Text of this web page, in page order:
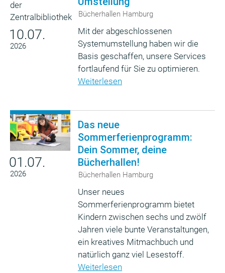
10.07.
2026
Bücherhallen Hamburg
Mit der abgeschlossenen
Systemumstellung haben wir die
Basis geschaffen, unsere Services
fortlaufend für Sie zu optimieren.
Weiterlesen
01.07.
2026
Das neue
Sommerferienprogramm:
Dein Sommer, deine
Bücherhallen!
Bücherhallen Hamburg
Unser neues
Sommerferienprogramm bietet
Kindern zwischen sechs und zwölf
Jahren viele bunte Veranstaltungen,
ein kreatives Mitmachbuch und
natürlich ganz viel Lesestoff.
Weiterlesen